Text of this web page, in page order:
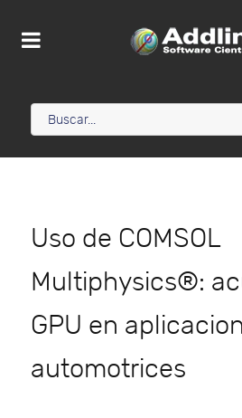
Uso de COMSOL
Multiphysics®:
GPU en
automotrices